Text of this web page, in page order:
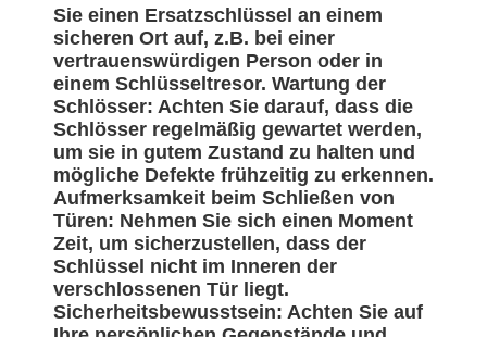
Sie einen Ersatzschlüssel an einem
sicheren Ort auf, z.B. bei einer
vertrauenswürdigen Person oder in
einem Schlüsseltresor. Wartung der
Schlösser: Achten Sie darauf, dass die
Schlösser regelmäßig gewartet werden,
um sie in gutem Zustand zu halten und
mögliche Defekte frühzeitig zu erkennen.
Aufmerksamkeit beim Schließen von
Türen: Nehmen Sie sich einen Moment
Zeit, um sicherzustellen, dass der
Schlüssel nicht im Inneren der
verschlossenen Tür liegt.
Sicherheitsbewusstsein: Achten Sie auf